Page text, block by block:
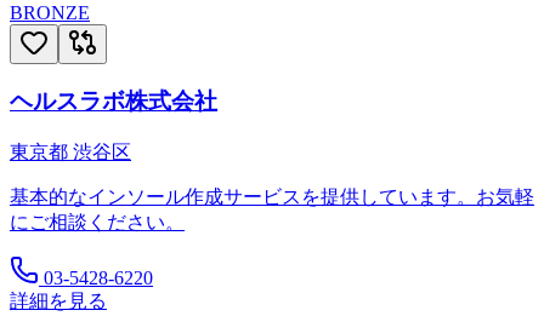
BRONZE
ヘルスラボ株式会社
東京都 渋谷区
基本的なインソール作成サービスを提供しています。お気軽
にご相談ください。
03-5428-6220
詳細を見る